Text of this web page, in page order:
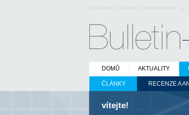
oficiální stránky odborného
DOMŮ AKTUALITY
ČLÁNKY RECENZE A
vítejte!